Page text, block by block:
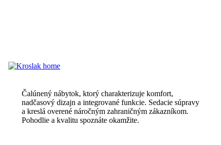
Čalúnený nábytok, ktorý charakterizuje komfort,
nadčasový dizajn a integrované funkcie. Sedacie súpravy
a kreslá overené náročným zahraničným zákazníkom.
Pohodlie a kvalitu spoznáte okamžite.